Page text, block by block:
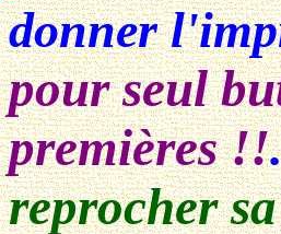
donner
pour seul
premières !!
reprocher